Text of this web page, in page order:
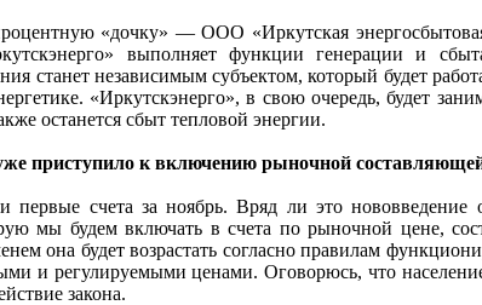
«дочку» — ООО «Иркутская
выполняет функции генерации и
станет независимым субъектом, который будет
«Иркутскэнерго», в свою очередь, будет
останется сбыт тепловой энергии.
приступило к включению рыночной составляющей
счета за ноябрь. Вряд ли это нововведение
мы будем включать в счета по рыночной цене,
она будет возрастать согласно правилам
и регулируемыми ценами. Оговорюсь, что
закона.